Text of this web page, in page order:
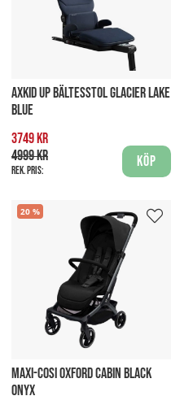
AXKID UP BÄLTESSTOL GLACIER LAKE
BLUE
3749 kr
4999 kr
Rek. pris:
Köp
20
MAXI-COSI OXFORD CABIN BLACK
ONYX